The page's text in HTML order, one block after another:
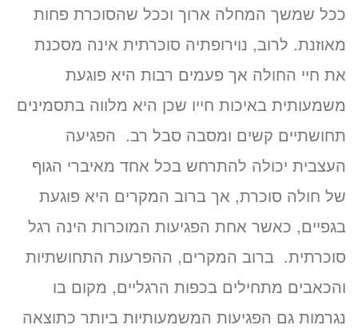
ככל שמשך המחלה ארוך וככל שהסוכרת פחות
מאוזנת. לרוב, נוירופתיה סוכרתית אינה מסכנת
את חיי החולה אך פעמים רבות היא פוגעת
משמעותית באיכות חייו שכן היא מלווה בתסמינים
תחושתיים קשים ומסבה סבל רב. הפגיעה
העצבית יכולה להתרחש בכל אחד מאיברי הגוף
של חולה סוכרת, אך ברוב המקרים היא פוגעת
בגפיים, כאשר אחת הפגיעות המוכרות הינה רגל
סוכרתית. ברוב המקרים, ההפרעות התחושתיות
והכאבים מתחילים בכפות הרגליים, מקום בו
נגרמות גם הפגיעות המשמעותיות ביותר כתוצאה